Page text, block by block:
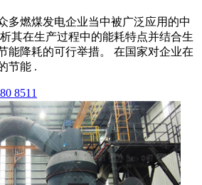
多燃煤发电企业当中被广泛应用的中
其在生产过程中的能耗特点并结合生
能降耗的可行举措。 在国家对企业在
节能 .
8511